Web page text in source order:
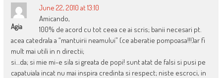
Agia
June 22, 2010 at 13:10
Amicando,
100% de acord cu tot ceea ce ai scris; banii necesari pt.
acea catedrala a “mantuirii neamului” (ce aberatie pompoasa!!!)ar fi
mult mai utili in n directii;
si…da; si mie mi-e sila si greata de popi! sunt atat de falsi si pusi pe
capatuiala incat nu mai inspira credinta si respect; niste escroci, in